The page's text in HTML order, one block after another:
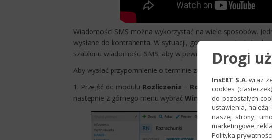
Wiadomości SMS można wykorzystać na wiele sposobów.
wysłane do kontrahenta. W sytuacji, gdy przypomnienia
szablonu wiadomości SMS, aby w pewnym stopniu
Aby wysłać przypomnienie o terminie zapłaty, należy:
1. Przejść do modułu Rozliczenia – Rozrachunkina zakładkę
następnie z górnego menu wybrać Windykacja–Wyślij SMS.
Drogi
InsERT S.A. wraz
cookies
do pozostałych
ustawienia,
naszej strony,
marketingowe,
Polityka